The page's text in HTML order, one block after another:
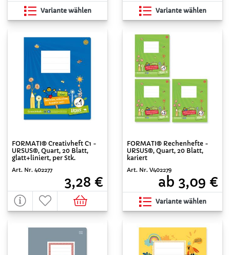
Variante wählen Variante wählen
FORMATI® Creativheft C1 -
URSUS®, Quart, 20 Blatt,
glatt+liniert, per Stk.
Art. Nr. 402277
3,28 €
FORMATI® Rechenhefte -
URSUS®, Quart, 20 Blatt,
kariert
Art. Nr. V402279
ab 3,09 €
Variante wählen